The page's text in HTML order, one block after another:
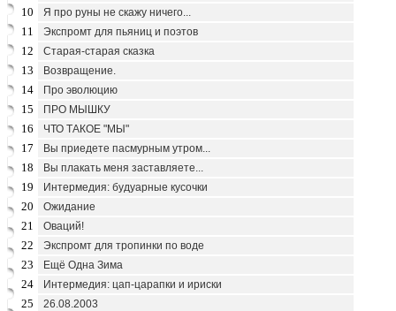
10 Я про руны не скажу ничего...
11 Экспромт для пьяниц и поэтов
12 Старая-старая сказка
13 Возвращение.
14 Про эволюцию
15 ПРО МЫШКУ
16 ЧТО ТАКОЕ "МЫ"
17 Вы приедете пасмурным утром...
18 Вы плакать меня заставляете...
19 Интермедия: будуарные кусочки
20 Ожидание
21 Оваций!
22 Экспромт для тропинки по воде
23 Ещё Одна Зима
24 Интермедия: цап-царапки и ириски
25 26.08.2003